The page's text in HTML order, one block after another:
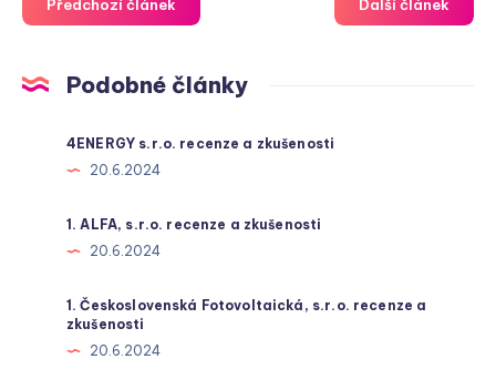
Předchozí článek Další článek
Podobné články
4ENERGY s.r.o. recenze a zkušenosti
20.6.2024
1. ALFA, s.r.o. recenze a zkušenosti
20.6.2024
1. Československá Fotovoltaická, s.r.o. recenze a
zkušenosti
20.6.2024